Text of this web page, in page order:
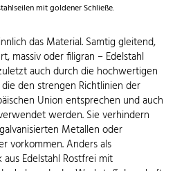
mit goldener Schließe.
das Material. Samtig gleitend,
massiv oder filigran – Edelstahl
auch durch die hochwertigen
den strengen Richtlinien der
Union entsprechen und auch
werden. Sie verhindern
Metallen oder
vorkommen. Anders als
Edelstahl Rostfrei mit